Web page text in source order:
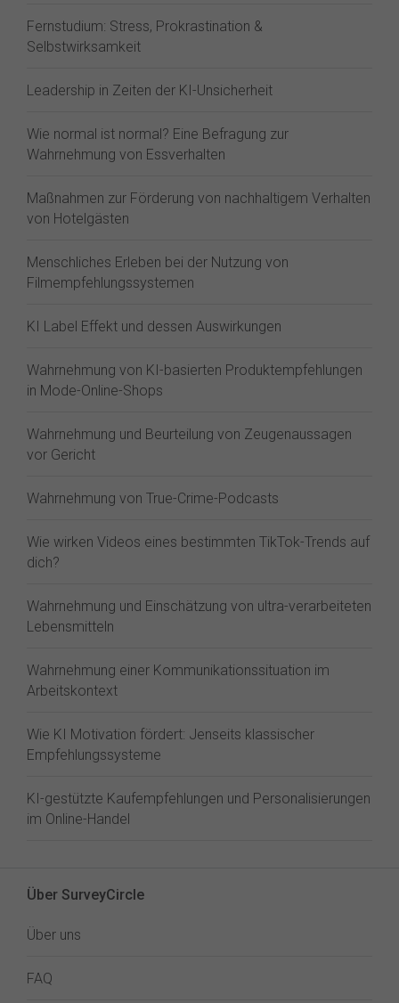
Fernstudium: Stress, Prokrastination &
Selbstwirksamkeit
Leadership in Zeiten der KI-Unsicherheit
Wie normal ist normal? Eine Befragung zur
Wahrnehmung von Essverhalten
Maßnahmen zur Förderung von nachhaltigem Verhalten
von Hotelgästen
Menschliches Erleben bei der Nutzung von
Filmempfehlungssystemen
KI Label Effekt und dessen Auswirkungen
Wahrnehmung von KI-basierten Produktempfehlungen
in Mode-Online-Shops
Wahrnehmung und Beurteilung von Zeugenaussagen
vor Gericht
Wahrnehmung von True-Crime-Podcasts
Wie wirken Videos eines bestimmten TikTok-Trends auf
dich?
Wahrnehmung und Einschätzung von ultra-verarbeiteten
Lebensmitteln
Wahrnehmung einer Kommunikationssituation im
Arbeitskontext
Wie KI Motivation fördert: Jenseits klassischer
Empfehlungssysteme
KI-gestützte Kaufempfehlungen und Personalisierungen
im Online-Handel
Über SurveyCircle
Über uns
FAQ